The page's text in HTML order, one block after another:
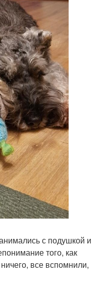
с подушкой и
того, как
все вспомнили,